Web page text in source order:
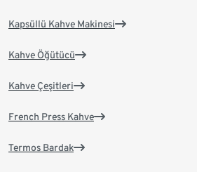
Kapsüllü Kahve Makinesi
Kahve Öğütücü
Kahve Çeşitleri
French Press Kahve
Termos Bardak